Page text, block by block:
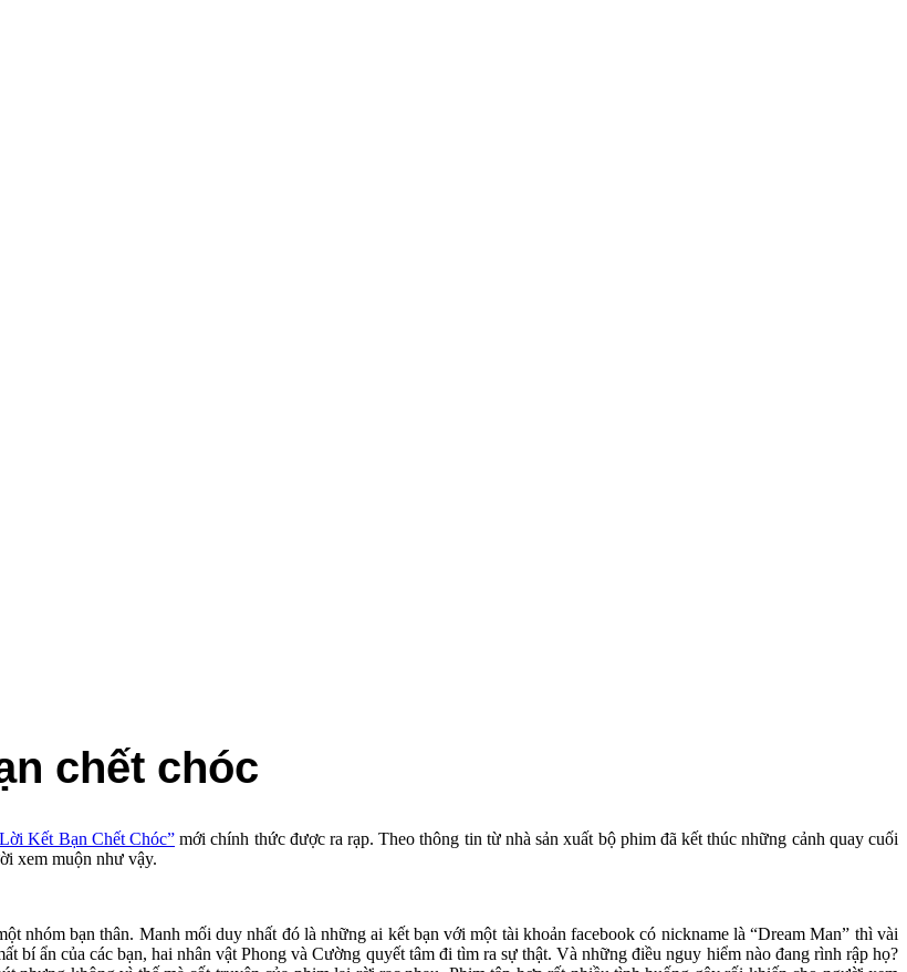
chết chóc
Kết Bạn Chết Chóc” mới chính thức được ra rạp. Theo thông tin từ nhà sản xuất bộ phim đã kết thúc những cảnh quay cuối
xem muộn như vậy.
nhóm bạn thân. Manh mối duy nhất đó là những ai kết bạn với một tài khoản facebook có nickname là “Dream Man” thì vài
bí ẩn của các bạn, hai nhân vật Phong và Cường quyết tâm đi tìm ra sự thật. Và những điều nguy hiểm nào đang rình rập họ?